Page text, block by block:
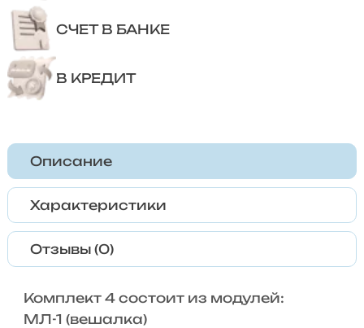
СЧЕТ В БАНКЕ
В КРЕДИТ
Описание
Характеристики
Отзывы (0)
Комплект 4 состоит из модулей:
МЛ-1 (вешалка)